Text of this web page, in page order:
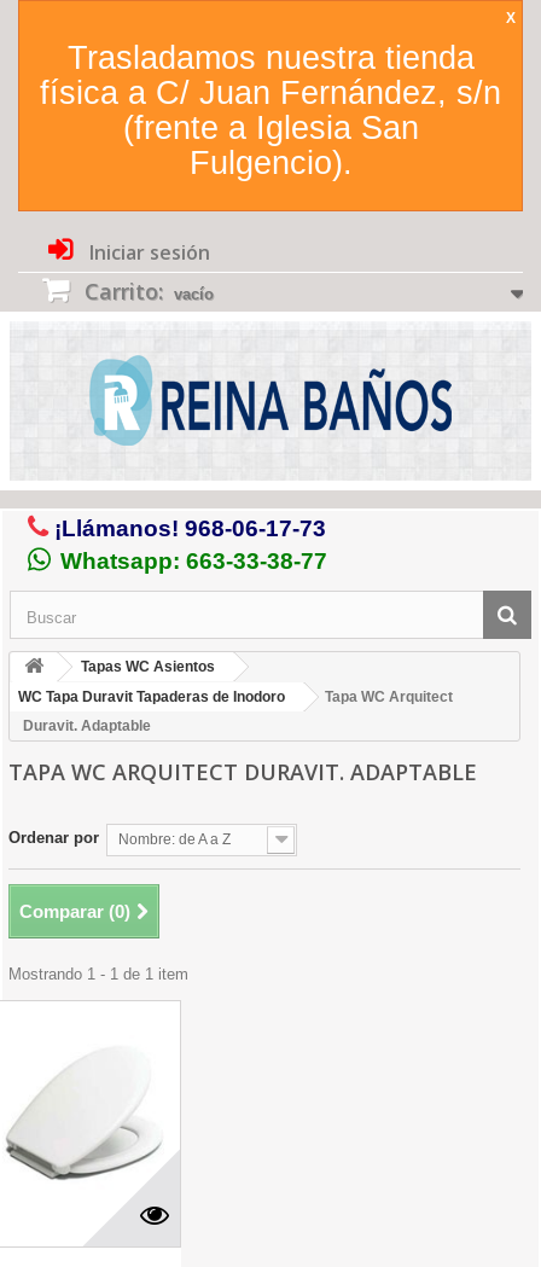
Trasladamos nuestra tienda
física a C/ Juan Fernández, s/n
(frente a Iglesia San
Fulgencio).
X
Iniciar sesión
Carrito: vacío
¡Llámanos! 968-06-17-73
Whatsapp: 663-33-38-77
Tapas WC Asientos
WC Tapa Duravit Tapaderas de Inodoro
Tapa WC Arquitect
Duravit. Adaptable
TAPA WC ARQUITECT DURAVIT. ADAPTABLE
Ordenar por Nombre: de A a Z
Comparar (0)
Mostrando 1 - 1 de 1 item